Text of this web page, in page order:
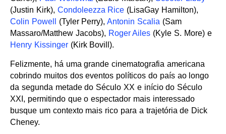
(Justin Kirk), Condoleezza Rice (LisaGay Hamilton),
Colin Powell
(Tyler Perry),Antonin Scalia (Sam
Massaro/Matthew Jacobs), Roger Ailes (Kyle S. More) e
Henry Kissinger(Kirk Bovill).
Felizmente, há uma grande cinematografia americana
cobrindo muitos dos eventos políticos do país ao longo
da segunda metade do Século XX e início do Século
XXI, permitindo que o espectador mais interessado
busque um contexto mais rico para a trajetória de Dick
Cheney.